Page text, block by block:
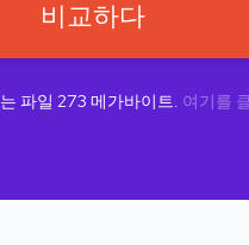
비교하다
파일 273 메가바이트. 여기를